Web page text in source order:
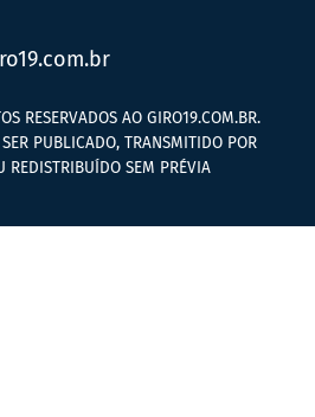
RESERVADOS AO GIRO19.COM.BR.
PUBLICADO, TRANSMITIDO POR
REDISTRIBUÍDO SEM PRÉVIA